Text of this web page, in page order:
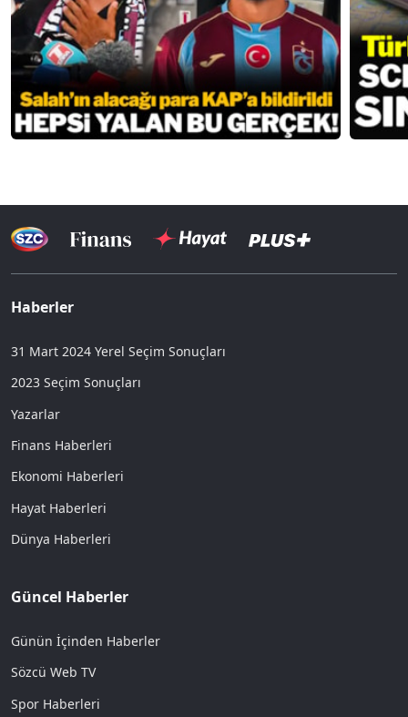
Haberler
31 Mart 2024 Yerel Seçim Sonuçları
2023 Seçim Sonuçları
Yazarlar
Finans Haberleri
Ekonomi Haberleri
Hayat Haberleri
Dünya Haberleri
Güncel Haberler
Günün İçinden Haberler
Sözcü Web TV
Spor Haberleri